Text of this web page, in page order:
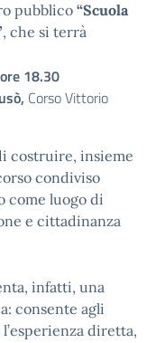
pubblico “Scuola
, che si terrà
18.30
Corso Vittorio
costruire, insieme
condiviso
come luogo di
e cittadinanza
infatti, una
consente agli
diretta,